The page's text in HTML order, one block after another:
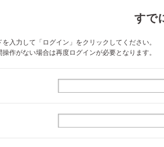
すで
入力して「ログイン」をクリックしてください。
作がない場合は再度ログインが必要となります。